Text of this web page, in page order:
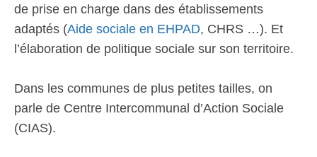
de prise en charge dans des établissements
adaptés (Aide sociale en EHPAD, CHRS …). Et
l’élaboration de politique sociale sur son territoire.
Dans les communes de plus petites tailles, on
parle de Centre Intercommunal d’Action Sociale
(CIAS).